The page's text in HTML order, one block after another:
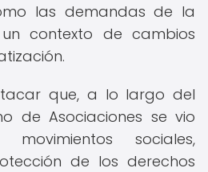
las demandas de la
contexto de cambios
que, a lo largo del
de Asociaciones se vio
sociales,
de los derechos